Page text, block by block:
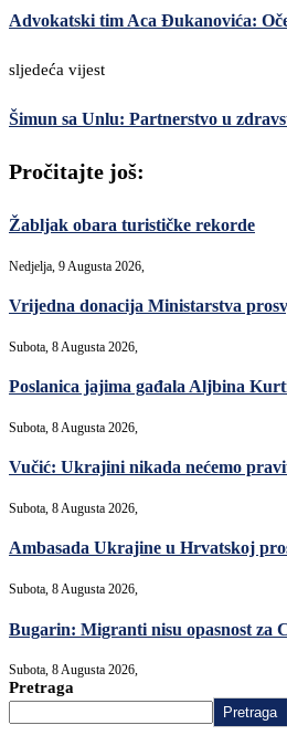
Advokatski tim Aca Đukanovića:
sljedeća vijest
Šimun sa Unlu: Partnerstvo u
Pročitajte još:
Žabljak obara turističke rekorde
Nedjelja, 9 Augusta 2026,
Vrijedna donacija Ministarstva
Subota, 8 Augusta 2026,
Poslanica jajima gađala Aljbina
Subota, 8 Augusta 2026,
Vučić: Ukrajini nikada nećemo
Subota, 8 Augusta 2026,
Ambasada Ukrajine u Hrvatskoj
Subota, 8 Augusta 2026,
Bugarin: Migranti nisu opasnost za
Subota, 8 Augusta 2026,
Pretraga
Pretraga